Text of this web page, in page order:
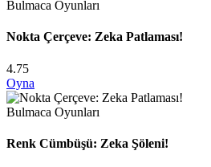
Bulmaca Oyunları
Nokta Çerçeve: Zeka Patlaması!
4.75
Oyna
Bulmaca Oyunları
Renk Cümbüşü: Zeka Şöleni!